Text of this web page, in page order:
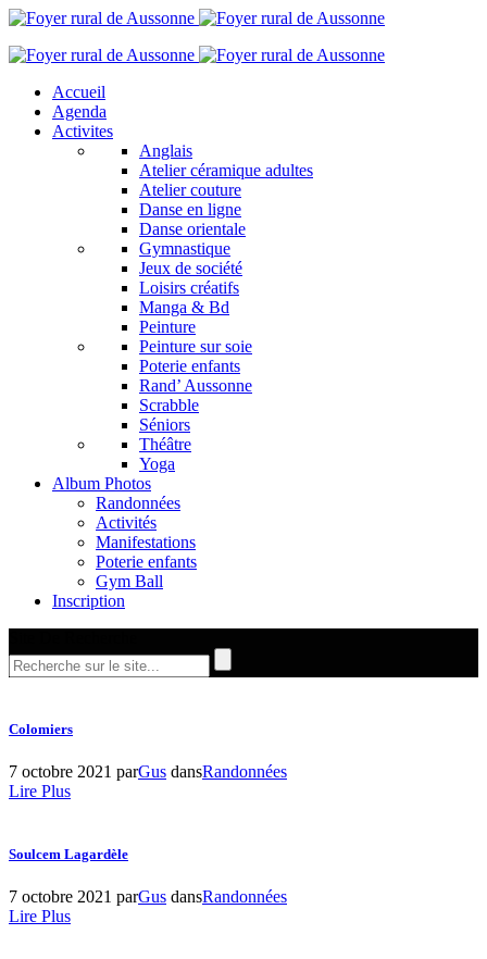
Accueil
Agenda
Activites
Anglais
Atelier céramique adultes
Atelier couture
Danse en ligne
Danse orientale
Gymnastique
Jeux de société
Loisirs créatifs
Manga & Bd
Peinture
Peinture sur soie
Poterie enfants
Rand’ Aussonne
Scrabble
Séniors
Théâtre
Yoga
Album Photos
Randonnées
Activités
Manifestations
Poterie enfants
Gym Ball
Inscription
Colomiers
7 octobre 2021 parGus dansRandonnées
Lire Plus
Soulcem Lagardèle
7 octobre 2021 parGus dansRandonnées
Lire Plus